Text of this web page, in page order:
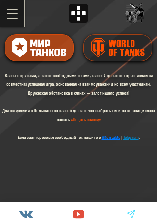
Кланы с крутыми, а также свободными тегами, главной целью которых является
совместная успешная игра, основанная на взаимоуважении ко всем участникам.
Дружеская обстановка в кланах — залог нашего успеха!​​
Для вступления в большинство кланов достаточно выбрать тег и на странице клана
нажать«Подать заявку»
Если заинтересовал свободный тег, пишите вVKontakte |Telegram.